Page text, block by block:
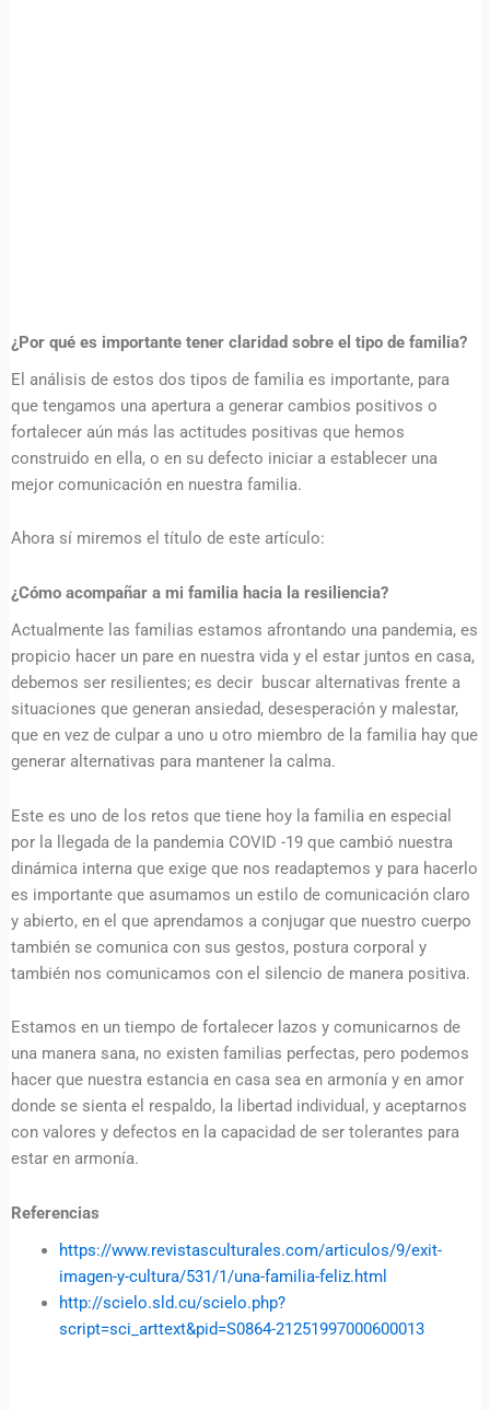
¿Por qué es importante tener claridad sobre el tipo de familia?
El análisis de estos dos tipos de familia es importante, para
que tengamos una apertura a generar cambios positivos o
fortalecer aún más las actitudes positivas que hemos
construido en ella, o en su defecto iniciar a establecer una
mejor comunicación en nuestra familia.
Ahora sí miremos el título de este artículo:
¿Cómo acompañar a mi familia hacia la resiliencia?
Actualmente las familias estamos afrontando una pandemia, es
propicio hacer un pare en nuestra vida y el estar juntos en casa,
debemos ser resilientes; es decir buscar alternativas frente a
situaciones que generan ansiedad, desesperación y malestar,
que en vez de culpar a uno u otro miembro de la familia hay que
generar alternativas para mantener la calma.
Este es uno de los retos que tiene hoy la familia en especial
por la llegada de la pandemia COVID -19 que cambió nuestra
dinámica interna que exige que nos readaptemos y para hacerlo
es importante que asumamos un estilo de comunicación claro
y abierto, en el que aprendamos a conjugar que nuestro cuerpo
también se comunica con sus gestos, postura corporal y
también nos comunicamos con el silencio de manera positiva.
Estamos en un tiempo de fortalecer lazos y comunicarnos de
una manera sana, no existen familias perfectas, pero podemos
hacer que nuestra estancia en casa sea en armonía y en amor
donde se sienta el respaldo, la libertad individual, y aceptarnos
con valores y defectos en la capacidad de ser tolerantes para
estar en armonía.
Referencias
https://www.revistasculturales.com/articulos/9/exit-
imagen-y-cultura/531/1/una-familia-feliz.html
http://scielo.sld.cu/scielo.php?
script=sci_arttext&pid=S0864-21251997000600013